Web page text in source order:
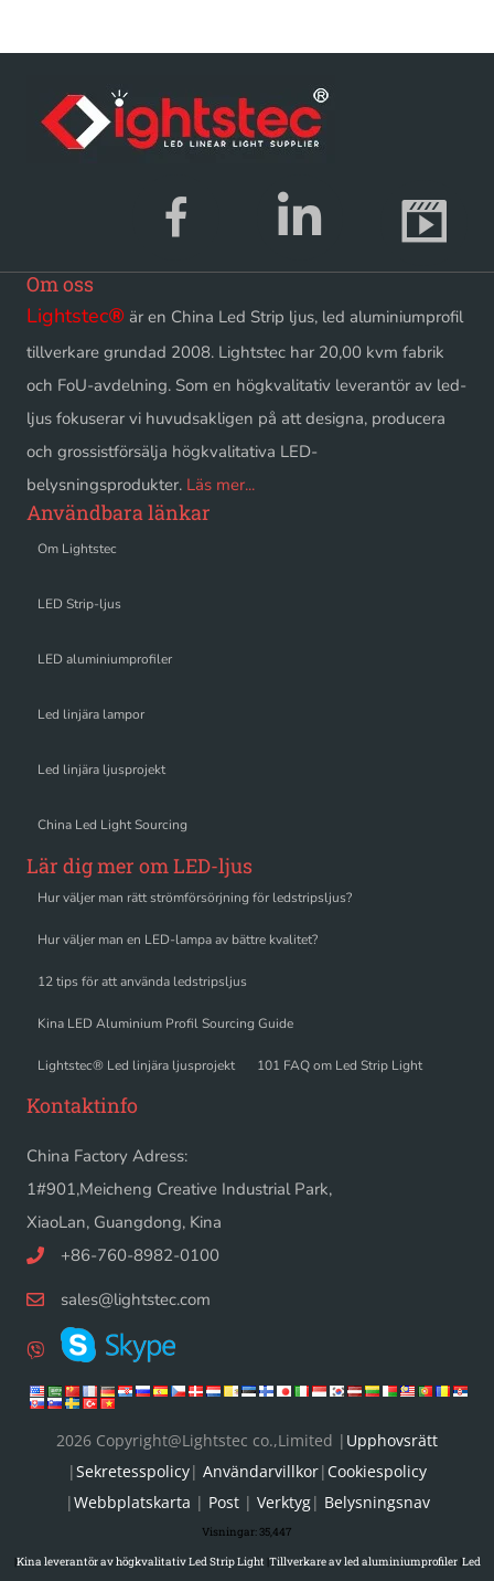
Om oss
Lightstec® är en China Led Strip ljus, led aluminiumprofil
tillverkare grundad 2008. Lightstec har 20,00 kvm fabrik
och FoU-avdelning. Som en högkvalitativ leverantör av led-
ljus fokuserar vi huvudsakligen på att designa, producera
och grossistförsälja högkvalitativa LED-
belysningsprodukter. Läs mer...
Användbara länkar
Om Lightstec
LED Strip-ljus
LED aluminiumprofiler
Led linjära lampor
Led linjära ljusprojekt
China Led Light Sourcing
Lär dig mer om LED-ljus
Hur väljer man rätt strömförsörjning för ledstripsljus?
Hur väljer man en LED-lampa av bättre kvalitet?
12 tips för att använda ledstripsljus
Kina LED Aluminium Profil Sourcing Guide
Lightstec® Led linjära ljusprojekt 101 FAQ om Led Strip Light
Kontaktinfo
China Factory Adress:
1#901,Meicheng Creative Industrial Park,
XiaoLan, Guangdong, Kina
+86-760-8982-0100
sales@lightstec.com
2026 Copyright@Lightstec co.,Limited | Upphovsrätt
|Sekretesspolicy| Användarvillkor| Cookiespolicy
|Webbplatskarta | Post| Verktyg| Belysningsnav
Visningar:35,447
|Kina leverantör av högkvalitativ Led Strip Light|Tillverkare av led aluminiumprofiler|Led